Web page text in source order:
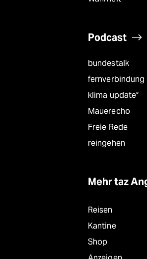
Podcast
bundestalk
fernverbindung
klima update°
Mauerecho
Freie Rede
reingehen
Mehr taz
Reisen
Kantine
Shop